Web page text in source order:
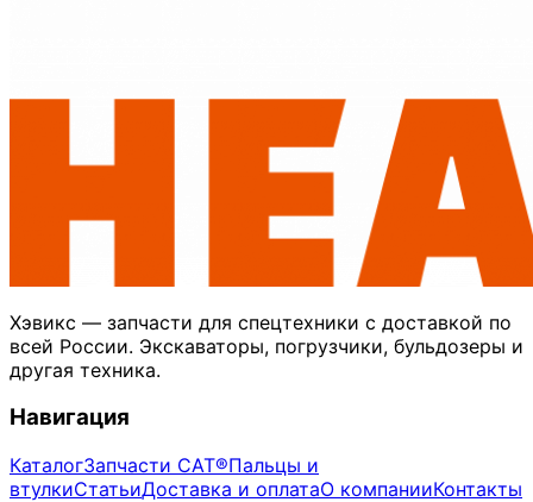
Хэвикс — запчасти для спецтехники с доставкой по
всей России. Экскаваторы, погрузчики, бульдозеры и
другая техника.
Навигация
КаталогЗапчасти CAT®Пальцы и
втулкиСтатьиДоставка и оплатаО компанииКонтакты